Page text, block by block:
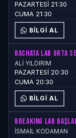
PAZARTESİ 21:30
CUMA 21:30
BILGI AL
BACHATA LAB ORTA
ALİ YILDIRIM
PAZARTESİ 20:30
CUMA 20:30
BILGI AL
BREAKING LAB
İSMAİL KODAMAN